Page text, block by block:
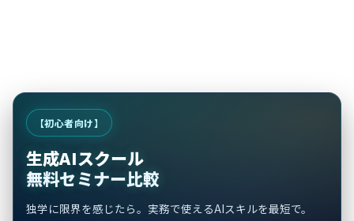
【初心者向け】
生成AIスクール
無料セミナー比較
独学に限界を感じたら。実務で使えるAIスキルを最短で。